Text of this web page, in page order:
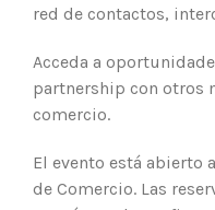
red de contactos,
Acceda a
partnership con otros
comercio.
El evento está abierto
de Comercio. Las